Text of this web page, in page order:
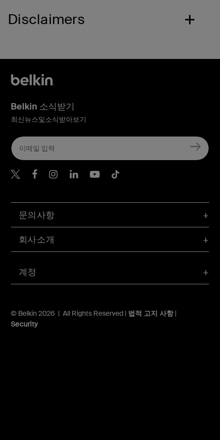
Disclaimers
계정
문의사항
회사소개
© Belkin 2026 | All Rights Reserved | 법적 고지 사항|
Security
Belkin 소식받기
최신뉴스및소식받아보기
Belkin Twitter